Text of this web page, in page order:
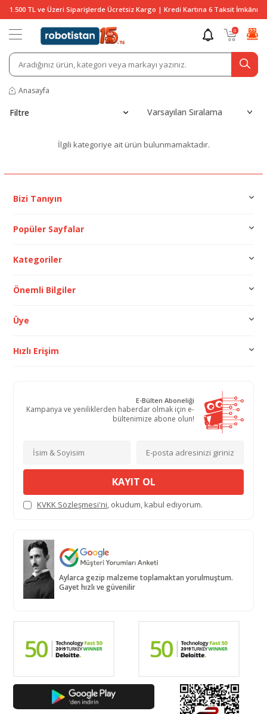
1.500 TL ve Üzeri Siparişlerde Ücretsiz Kargo | Kredi Kartına 6 Taksit İmkânı
0
Anasayfa
Filtre
İlgili kategoriye ait ürün bulunmamaktadır.
Bizi Tanıyın
Popüler Sayfalar
Kategoriler
Önemli Bilgiler
Üye
Hızlı Erişim
E-Bülten Aboneliği
Kampanya ve yeniliklerden haberdar olmak için e-
bültenimize abone olun!
KAYIT OL
KVKK Sözleşmesi'ni, okudum, kabul ediyorum.
Aylarca gezip malzeme toplamaktan yorulmuştum.
Gayet hızlı ve güvenilir